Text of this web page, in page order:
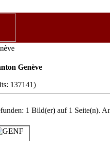
Genève
137141)
1 Bild(er) auf 1 Seite(n).